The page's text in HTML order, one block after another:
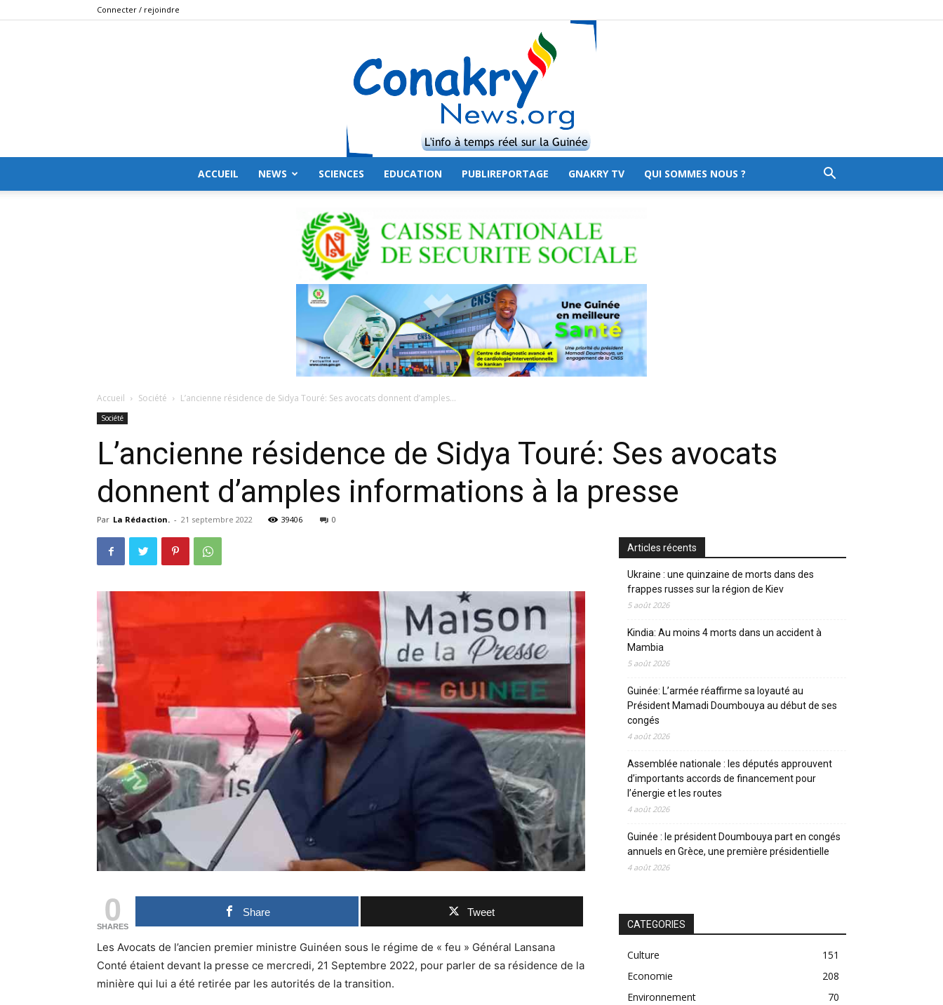
Connecter / rejoindre
ACCUEIL NEWS SCIENCES EDUCATION PUBLIREPORTAGE GNAKRY TV QUI SOMMES NOUS ?
Accueil Société L’ancienne résidence de Sidya Touré: Ses avocats donnent d’amples...
Société
L’ancienne résidence de Sidya Touré: Ses avocats
donnent d’amples informations à la presse
Par La Rédaction. - 21 septembre 2022 39406 0
0
SHARES
Share Tweet
Les Avocats de l’ancien premier ministre Guinéen sous le régime de « feu » Général Lansana
Conté étaient devant la presse ce mercredi, 21 Septembre 2022, pour parler de sa résidence de la
minière qui lui a été retirée par les autorités de la transition.
Articles récents
Ukraine : une quinzaine de morts dans des
frappes russes sur la région de Kiev
5 août 2026
Kindia: Au moins 4 morts dans un accident à
Mambia
5 août 2026
Guinée: L’armée réaffirme sa loyauté au
Président Mamadi Doumbouya au début de ses
congés
4 août 2026
Assemblée nationale : les députés approuvent
d’importants accords de financement pour
l’énergie et les routes
4 août 2026
Guinée : le président Doumbouya part en congés
annuels en Grèce, une première présidentielle
4 août 2026
CATEGORIES
Culture
151
Economie
208
Environnement
70